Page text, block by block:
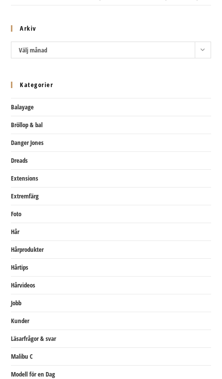
Arkiv
ArkivVälj månad
Kategorier
Balayage
Bröllop & bal
Danger Jones
Dreads
Extensions
Extremfärg
Foto
Hår
Hårprodukter
Hårtips
Hårvideos
Jobb
Kunder
Läsarfrågor & svar
Malibu C
Modell för en Dag